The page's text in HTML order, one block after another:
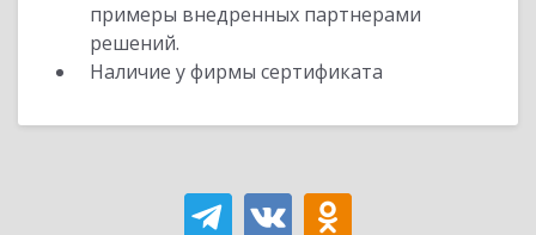
примеры внедренных партнерами
решений.
Наличие у фирмы сертификата